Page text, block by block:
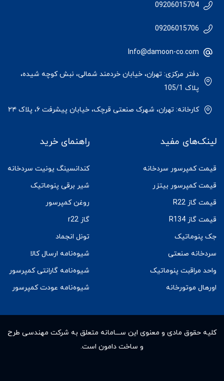
09206015704
09206015706
Info@damoon-co.com
دفتر مرکزی: تهران، خیابان خردمند شمالی، نبش کوچه شیده،
پلاک 105/1
کارخانه: تهران، شهرک صنعتی قرچک، خیابان پیشرفت ۶، پلاک ۲۴
لینک‌های مفید
قیمت کمپرسور سردخانه
قیمت کمپرسور بیتزر
قیمت گاز R22
قیمت گاز R134
جک پنوماتیک
سردخانه صنعتی
واحد مراقبت پنوماتیک
اورهال موتورخانه
راهنمای خرید
کندانسینگ یونیت سردخانه
شیر برقی پنوماتیک
روغن کمپرسور
گاز r22
تونل انجماد
شیوه‌نامه ارسال کالا
شیوه‌نامه گارانتی کمپرسور
شیوه‌نامه عودت کمپرسور
کلیه حقوق مادى و معنوى این ســـامانه متعلق به شرکت مهندسی طرح
و ساخت دامون است.